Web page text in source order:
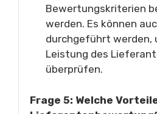
Bewertungskriterien
werden. Es können
durchgeführt werden,
Leistung des
überprüfen.
Frage 5: Welche